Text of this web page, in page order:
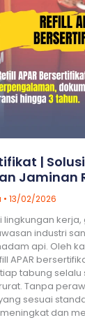
| Solusi
Jaminan
• 13/02/2026
kerja,
industri
api. Oleh
APAR
tabung selalu
Tanpa
sesuai
dan